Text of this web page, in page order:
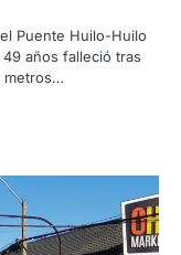
Puente Huilo-Huilo
años falleció tras
metros…